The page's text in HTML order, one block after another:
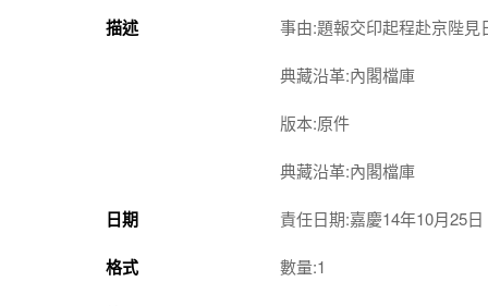
描述 事由:題報交印起程赴京陛見
典藏沿革:內閣檔庫
版本:原件
典藏沿革:內閣檔庫
日期 責任日期:嘉慶14年10月25日
格式 數量:1